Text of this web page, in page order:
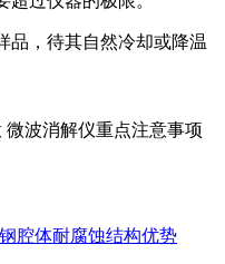
，待其自然冷却或降温
波消解仪重点注意事项
腔体耐腐蚀结构优势